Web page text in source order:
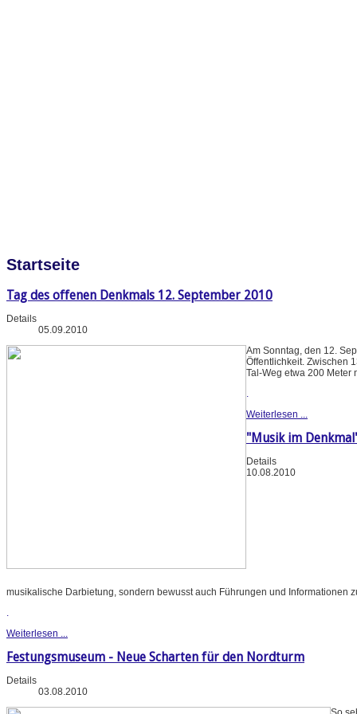
Startseite
Tag des offenen Denkmals 12. September 2010
Details
05.09.2010
Am Sonntag, den 12.
Öffentlichkeit. Zwischen
Tal-Weg etwa 200 Meter
.
Weiterlesen ...
"Musik im
Details
10.08.2010
musikalische Darbietung, sondern bewusst auch Führungen und Informationen
Weiterlesen ...
Festungsmuseum - Neue Scharten für den Nordturm
Details
03.08.2010